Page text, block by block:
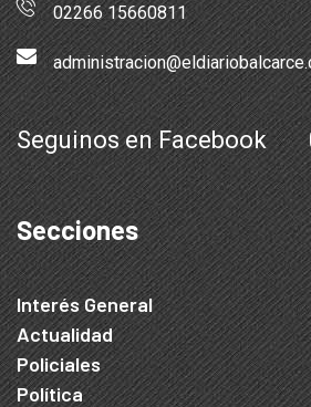
02266 15660811
Seguinos en Facebook
Secciones
Interés General
Actualidad
Policiales
Política